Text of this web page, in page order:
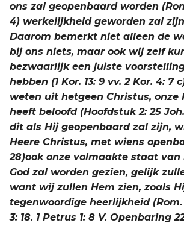
ons zal geopenbaard worden
4) werkelijkheid geworden zal
Daarom bemerkt niet alleen de
bij ons niets, maar ook wij zelf
bezwaarlijk een juiste
hebben (1 Kor. 13: 9 vv. 2 Kor. 4: 7
weten uit hetgeen Christus, onze
heeft beloofd (Hoofdstuk 2: 25 Joh.
dit als Hij geopenbaard zal zijn,
Heere Christus, met wiens
28)ook onze volmaakte staat van
God zal worden gezien, gelijk
want wij zullen Hem zien, zoals
tegenwoordige heerlijkheid (Rom.
3: 18. 1 Petrus 1: 8 V. Openbaring